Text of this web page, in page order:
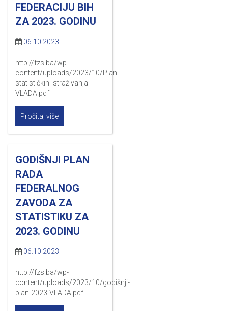
FEDERACIJU BIH
ZA 2023. GODINU
06.10.2023
http://fzs.ba/wp-
content/uploads/2023/10/Plan-
statističkih-istraživanja-
VLADA.pdf
Pročitaj više
GODIŠNJI PLAN
RADA
FEDERALNOG
ZAVODA ZA
STATISTIKU ZA
2023. GODINU
06.10.2023
http://fzs.ba/wp-
content/uploads/2023/10/godišnji-
plan-2023-VLADA.pdf